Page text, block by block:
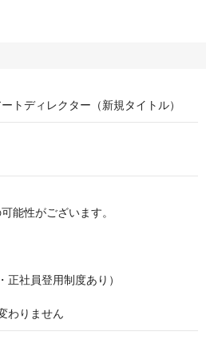
トディレクター（新規タイトル）
能性がございます。
社員登用制度あり）
わりません